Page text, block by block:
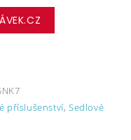
příslušenství,Sedlové